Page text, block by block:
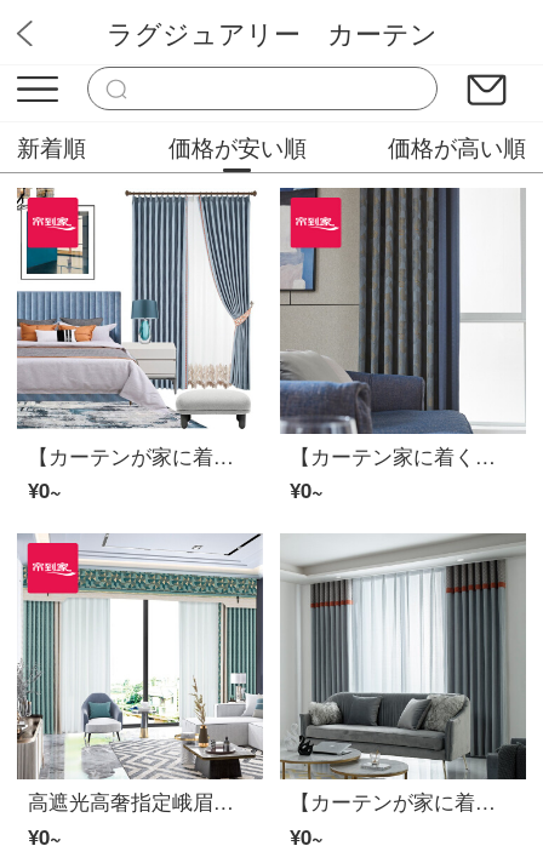
ミステリーカーテンショップ
ラグジュアリー カーテン
新着順 価格が安い順 価格が高い順
【カーテンが家に着く】カーテン製品の花をシームレスにつなぎ合わせて、軽い贅沢な高遮光純色カスタムカーテンリビングルームの書斎高精密定型化床窓LDC 20 SSB-0901打孔/カーテンヘッドを含まない(高2.6 m以内で改変可能)XLのカーテンセット/ダブルオープン(適用窓幅3.5-4.2 m)
¥0~
【カーテン家に着く】軽贅沢高遮光カスタムエッジ現代布のカーテンマグマリビングルームの完成品のカーテンにLDC 20 SSC-4903ホールを設置する/カーテンヘッドを含まない(高さ2.6 m以内は変更可能)XLのカーテンセット/ダブルオープン(適用窓幅4.2-4.5 m)
¥0~
高遮光高奢指定峨眉毛レース現代布のカーテン花引き黒い糸リビングルームのカーテンLDC 20 SSC-78 Sフック/カーテンなし(高さ2.6 m以内で変更可能)XLのカーテンセット/ダブルオープン(適用窓幅4.2-4.5 m)
¥0~
【カーテンが家に着く】軽奢で絶色の双嬌高遮光カスタムジャカードカーテン製品ポリエステルリビングルームの現代床の窓をつなぎ合わせて定型化JBLW 017 Sフック/カーテンヘッドを含まない(高さ2.6メートル以内で改変可能)XLのカーテンセット/ダブルオープン(適用窓幅4.2-4.5メートル)
¥0~